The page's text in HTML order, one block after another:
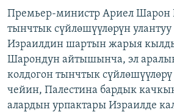
БИЗ ЖАНА ДҮЙНӨ
ЭЖЕ-СИҢДИЛЕР
АЗАТТЫК+
ЫҢГАЙСЫЗ СУРООЛОР
Русский
ОНЛАЙН ШЕРИНЕ
Премьер-министр Ариел Шарон
тынчтык сүйлөшүүлөрүн
Израилдин шартын жарыя
Шарондун айтышынча, эл
колдогон тынчтык сүйлөшүүлөрү
чейин, Палестина бардык
алардын урпактары Израилде